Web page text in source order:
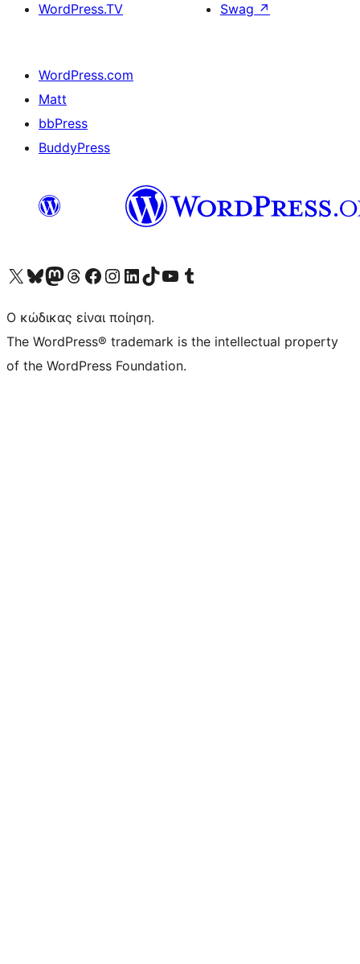
WordPress.TV
Swag ↗
WordPress.com
Matt
bbPress
BuddyPress
Visit our X (formerly Twitter) account
Visit our Bluesky account
Επισκεφθείτε τον λογαριασμό μας στο Mastodon
Visit our Threads account
Επισκεφτείτε τη σελίδα μας στο Facebook
Επισκεφθείτε τον λογαριασμό μας Instagram
Επισκεφθείτε τον λογαριασμό μας LinkedIn
Visit our TikTok account
Visit our YouTube channel
Visit our Tumblr account
Ο κώδικας είναι ποίηση.
The WordPress® trademark is the intellectual property
of the WordPress Foundation.